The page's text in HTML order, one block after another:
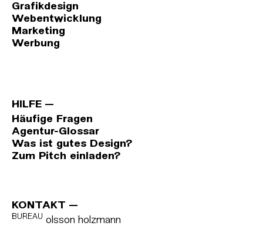
Grafikdesign
Webentwicklung
Marketing
Werbung
HILFE
Häufige Fragen
Agentur-Glossar
Was ist gutes Design?
Zum Pitch einladen?
KONTAKT
BUREAU olsson holzmann